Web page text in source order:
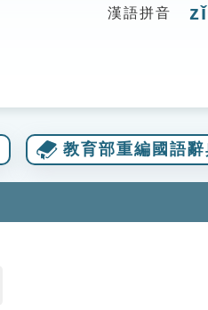
漢語拼音
教育部重編國語